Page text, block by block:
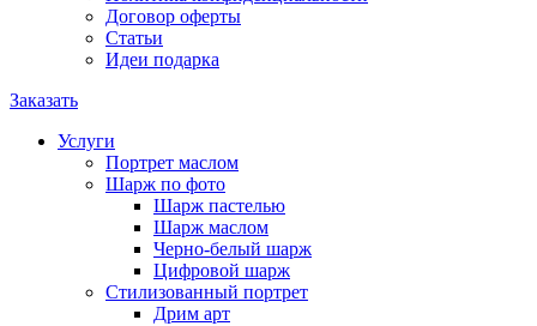
Договор оферты
Статьи
Идеи подарка
Заказать
Услуги
Портрет маслом
Шарж по фото
Шарж пастелью
Шарж маслом
Черно-белый шарж
Цифровой шарж
Стилизованный портрет
Дрим арт